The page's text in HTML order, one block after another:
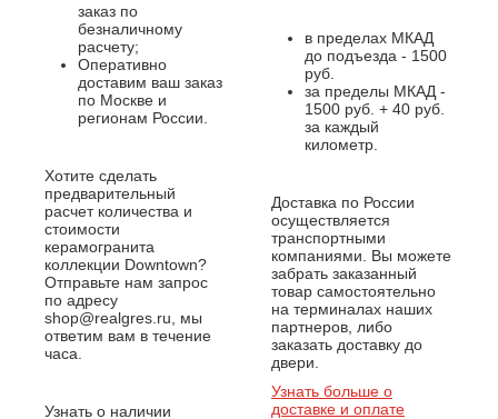
заказ по
безналичному
расчету;
Оперативно
доставим ваш заказ
по Москве и
регионам России.
Хотите сделать
предварительный
расчет количества и
стоимости
керамогранита
коллекции Downtown?
Отправьте нам запрос
по адресу
shop@realgres.ru, мы
ответим вам в течение
часа.
Узнать о наличии
в пределах МКАД
до подъезда - 1500
руб.
за пределы МКАД -
1500 руб. + 40 руб.
за каждый
километр.
Доставка по России
осуществляется
транспортными
компаниями. Вы можете
забрать заказанный
товар самостоятельно
на терминалах наших
партнеров, либо
заказать доставку до
двери.
Узнать больше о
доставке и оплате